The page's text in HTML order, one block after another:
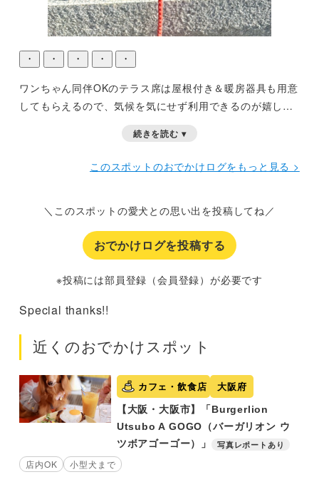
・ ・ ・ ・ ・
ワンちゃん同伴OKのテラス席は屋根付き＆暖房器具も用意
してもらえるので、気候を気にせず利用できるのが嬉しい
で四季の彩りを感じられました
食事の前後にフラッと公
子にはありがたかったです
そして当たり前ですが、お
したいです
続きを読む ▾
このスポットのおでかけログをもっと見る >
＼このスポットの愛犬との思い出を投稿してね／
おでかけログを投稿する
※投稿には部員登録（会員登録）が必要です
Special thanks!!
近くのおでかけスポット
カフェ・飲食店 大阪府
【大阪・大阪市】「Burgerlion
Utsubo A GOGO（バーガリオン ウ
ツボアゴーゴー）」
写真レポートあり
店内OK 小型犬まで